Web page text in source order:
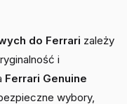
do Ferrari zależy
i
Ferrari Genuine
wybory,